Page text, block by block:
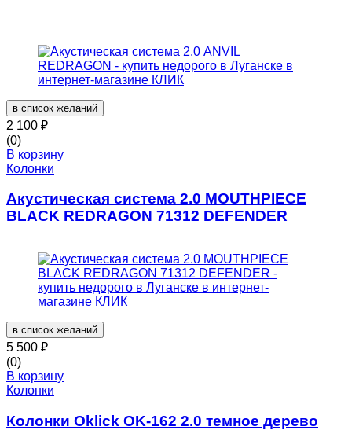
в список желаний
2 100 ₽
(0)
В корзину
Колонки
Акустическая система 2.0 MOUTHPIECE
BLACK REDRAGON 71312 DEFENDER
в список желаний
5 500 ₽
(0)
В корзину
Колонки
Колонки Oklick OK-162 2.0 темное дерево